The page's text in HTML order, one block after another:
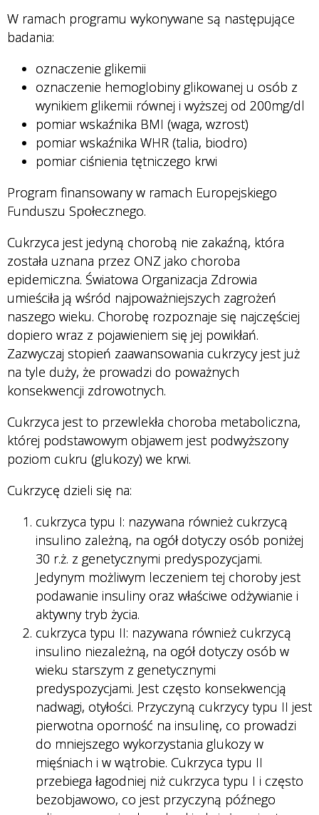
W ramach programu wykonywane są następujące
badania:
oznaczenie glikemii
oznaczenie hemoglobiny glikowanej u osób z
wynikiem glikemii równej i wyższej od 200mg/dl
pomiar wskaźnika BMI (waga, wzrost)
pomiar wskaźnika WHR (talia, biodro)
pomiar ciśnienia tętniczego krwi
Program finansowany w ramach Europejskiego
Funduszu Społecznego.
Cukrzyca jest jedyną chorobą nie zakaźną, która
została uznana przez ONZ jako choroba
epidemiczna. Światowa Organizacja Zdrowia
umieściła ją wśród najpoważniejszych zagrożeń
naszego wieku. Chorobę rozpoznaje się najczęściej
dopiero wraz z pojawieniem się jej powikłań.
Zazwyczaj stopień zaawansowania cukrzycy jest już
na tyle duży, że prowadzi do poważnych
konsekwencji zdrowotnych.
Cukrzyca jest to przewlekła choroba metaboliczna,
której podstawowym objawem jest podwyższony
poziom cukru (glukozy) we krwi.
Cukrzycę dzieli się na:
cukrzyca typu I: nazywana również cukrzycą
insulino zależną, na ogół dotyczy osób poniżej
30 r.ż. z genetycznymi predyspozycjami.
Jedynym możliwym leczeniem tej choroby jest
podawanie insuliny oraz właściwe odżywianie i
aktywny tryb życia.
cukrzyca typu II: nazywana również cukrzycą
insulino niezależną, na ogół dotyczy osób w
wieku starszym z genetycznymi
predyspozycjami. Jest często konsekwencją
nadwagi, otyłości. Przyczyną cukrzycy typu II jest
pierwotna oporność na insulinę, co prowadzi
do mniejszego wykorzystania glukozy w
mięśniach i w wątrobie. Cukrzyca typu II
przebiega łagodniej niż cukrzyca typu I i często
bezobjawowo, co jest przyczyną późnego